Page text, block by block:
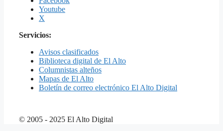
Youtube
X
Servicios:
Avisos clasificados
Biblioteca digital de El Alto
Columnistas alteños
Mapas de El Alto
Boletín de correo electrónico El Alto Digital
© 2005 - 2025 El Alto Digital